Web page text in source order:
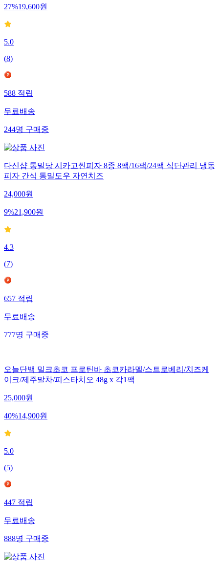
27%19,600원
5.0
(8)
588적립
무료배송
244명구매중
다신샵 통밀당 시카고씬피자 8종 8팩/16팩/24팩 식단관리 냉동
피자 간식 통밀도우 자연치즈
24,000원
9%21,900원
4.3
(7)
657적립
무료배송
777명구매중
오늘단백 밀크초코 프로틴바 초코카라멜/스트로베리/치즈케
이크/제주말차/피스타치오 48g x 각1팩
25,000원
40%14,900원
5.0
(5)
447적립
무료배송
888명구매중